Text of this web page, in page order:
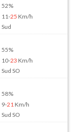
52%
11-25 Km/h
Sud
55%
10-23 Km/h
Sud SO
58%
9-21 Km/h
Sud SO